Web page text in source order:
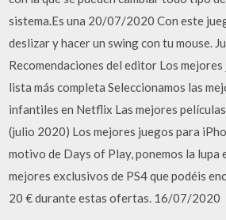
sistema.Es una 20/07/2020 Con este
deslizar y hacer un swing con tu mouse.
Recomendaciones del editor Los
lista más completa Seleccionamos las
infantiles en Netflix Las mejores
(julio 2020) Los mejores juegos para
motivo de Days of Play, ponemos la lupa
mejores exclusivos de PS4 que podéis
20 € durante estas ofertas. 16/07/2020